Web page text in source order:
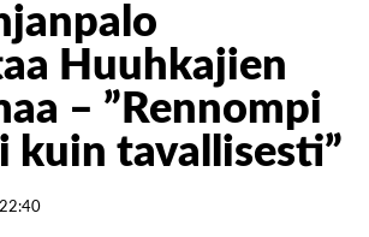
Huuhkajien
– ”Rennompi
kuin tavallisesti”
22:40